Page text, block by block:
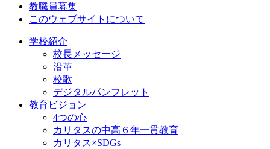
教職員募集
このウェブサイトについて
学校紹介
校長メッセージ
沿革
校歌
デジタルパンフレット
教育ビジョン
4つの心
カリタスの中高６年一貫教育
カリタス×SDGs